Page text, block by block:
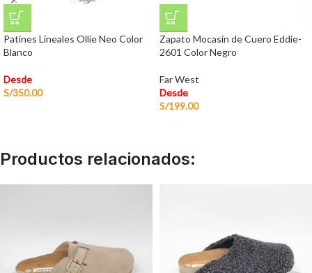
Patines Lineales Ollie Neo Color
Blanco
Desde
S/350.00
Zapato Mocasín de Cuero Eddie-
2601 Color Negro
Far West
Desde
S/199.00
Productos relacionados: